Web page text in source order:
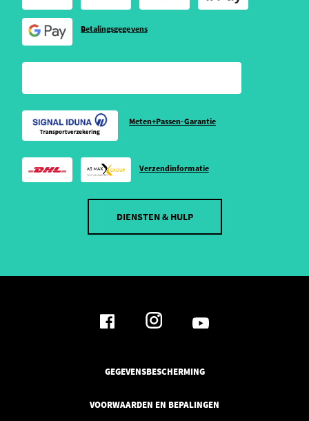
Betalingsgegevens
Meten+Passen-Garantie
Verzendinformatie
DIENSTEN & HULP
GEGEVENSBESCHERMING
VOORWAARDEN EN BEPALINGEN